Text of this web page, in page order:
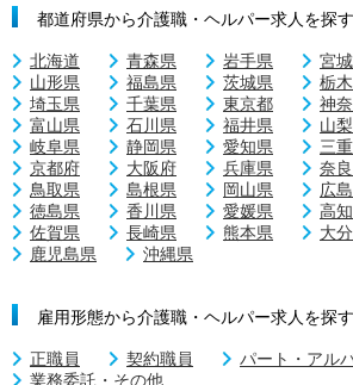
都道府県から介護職・ヘルパー求人を探す
北海道 青森県 岩手県 宮
山形県
福島県 茨城県 栃
埼玉県
千葉県 東京都 神
富山県
石川県 福井県 山
岐阜県
静岡県 愛知県 三
京都府
大阪府 兵庫県 奈
鳥取県
島根県 岡山県 広
徳島県
香川県 愛媛県 高
佐賀県
長崎県 熊本県 大
鹿児島県
沖縄県
雇用形態から介護職・ヘルパー求人を探す
正職員 契約職員
パート・アル
業務委託・その他